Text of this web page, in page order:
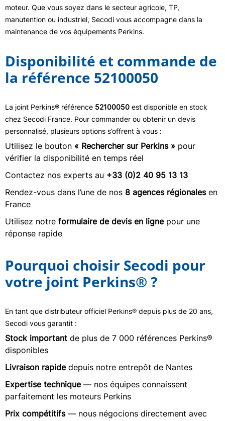
moteur. Que vous soyez dans le secteur agricole, TP,
manutention ou industriel, Secodi vous accompagne dans la
maintenance de vos équipements Perkins.
Disponibilité et commande de
la référence 52100050
La joint Perkins® référence 52100050 est disponible en stock
chez Secodi France. Pour commander ou obtenir un devis
personnalisé, plusieurs options s’offrent à vous :
Utilisez le bouton « Rechercher sur Perkins » pour
vérifier la disponibilité en temps réel
Contactez nos experts au +33 (0)2 40 95 13 13
Rendez-vous dans l’une de nos 8 agences régionalesen
France
Utilisez notre formulaire de devis en lignepour une
réponse rapide
Pourquoi choisir Secodi pour
votre joint Perkins® ?
En tant que distributeur officiel Perkins® depuis plus de 20 ans,
Secodi vous garantit :
Stock important de plus de 7 000 références Perkins®
disponibles
Livraison rapidedepuis notre entrepôt de Nantes
Expertise technique— nos équipes connaissent
parfaitement les moteurs Perkins
Prix compétitifs— nous négocions directement avec